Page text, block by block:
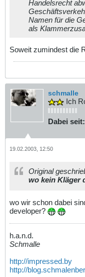
Handelsrecht
Namen für die
als
Soweit zumindest die
schmalle
Ich
Dabei seit:
19.02.2003, 12:50
Original
wo kein Kläger
wo wir schon dabei
developer?
h.a.n.d.
Schmalle
http://impressed.by
http://